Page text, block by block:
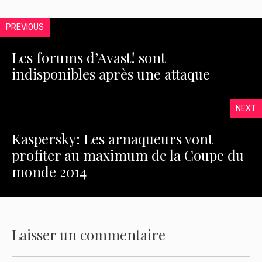
PREVIOUS
Les forums d’Avast! sont
indisponibles après une attaque
NEXT
Kaspersky: Les arnaqueurs vont
profiter au maximum de la Coupe du
monde 2014
Laisser un commentaire